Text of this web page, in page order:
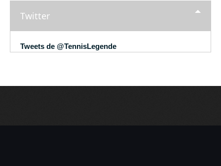
Twitter
Tweets de @TennisLegende